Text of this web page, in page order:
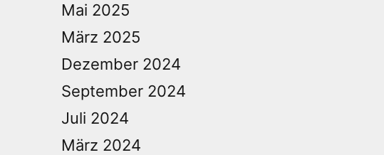
Mai 2025
März 2025
Dezember 2024
September 2024
Juli 2024
März 2024